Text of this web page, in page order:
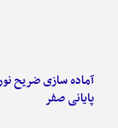
آماده سازی ضریح
پایانی صفر